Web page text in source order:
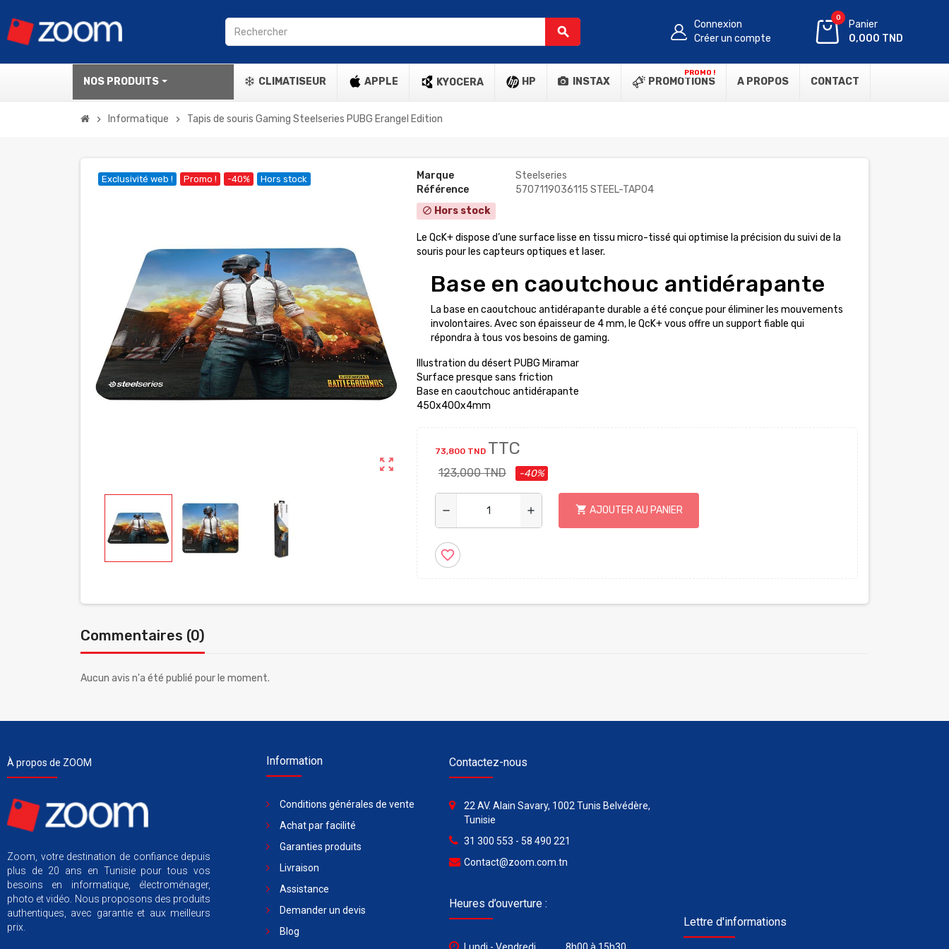
search
Connexion
Créer un compte
0
Panier
0,000 TND
NOS PRODUITS CLIMATISEUR APPLE KYOCERA HP INSTAX PROMOTIONS
PROMO !
A PROPOS CONTACT
chevron_right Informatique chevron_right Tapis de souris Gaming Steelseries PUBG Erangel Edition
zoom_out_map
Exclusivité web ! Promo ! -40% Hors stock Marque
Steelseries
Référence
5707119036115 STEEL-TAP04
block Hors stock
Le QcK+ dispose d’une surface lisse en tissu micro-tissé qui optimise la précision du suivi de la
souris pour les capteurs optiques et laser.
Base en caoutchouc antidérapante
La base en caoutchouc antidérapante durable a été conçue pour éliminer les mouvements
involontaires. Avec son épaisseur de 4 mm, le QcK+ vous offre un support fiable qui
répondra à tous vos besoins de gaming.
Illustration du désert PUBG Miramar
Surface presque sans friction
Base en caoutchouc antidérapante
450x400x4mm
73,800 TND TTC
123,000 TND -40%
remove add shopping_cart AJOUTER AU PANIER
favorite_border
Commentaires (0)
Aucun avis n'a été publié pour le moment.
À propos de ZOOM
Zoom, votre destination de confiance depuis
plus de 20 ans en Tunisie pour tous vos
besoins en informatique, électroménager,
photo et vidéo. Nous proposons des produits
authentiques, avec garantie et aux meilleurs
prix.
Information
Conditions générales de vente
Achat par facilité
Garanties produits
Livraison
Assistance
Demander un devis
Blog
Contactez-nous
22 AV. Alain Savary, 1002 Tunis Belvédère,
Tunisie
31 300 553 - 58 490 221
Contact@zoom.com.tn
Heures d’ouverture :
Lettre d'informations